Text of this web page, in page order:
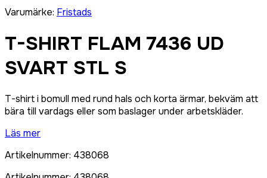
Varumärke: Fristads
T-SHIRT FLAM 7436 UD
SVART STL S
T-shirt i bomull med rund hals och korta ärmar, bekväm att
bära till vardags eller som baslager under arbetskläder.
Läs mer
Artikelnummer: 438068